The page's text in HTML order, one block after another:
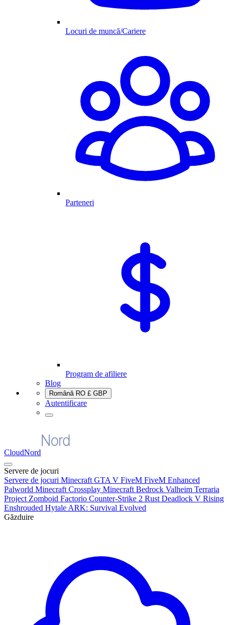
Locuri de muncă/Cariere
Parteneri
Program de afiliere
Blog
Română RO £ GBP
Autentificare
CloudNord
Servere de jocuri
Servere de jocuri Minecraft GTA V FiveM FiveM Enhanced
Palworld Minecraft Crossplay Minecraft Bedrock Valheim Terraria
Project Zomboid Factorio Counter-Strike 2 Rust Deadlock V Rising
Enshrouded Hytale ARK: Survival Evolved
Găzduire